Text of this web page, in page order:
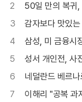
2
50일 만의 복귀,
3
감자보다 맛있
4
삼성, 미 금융시
5
성서 개인전, 사
6
네덜란드 베르
7
이해리 "공복 과